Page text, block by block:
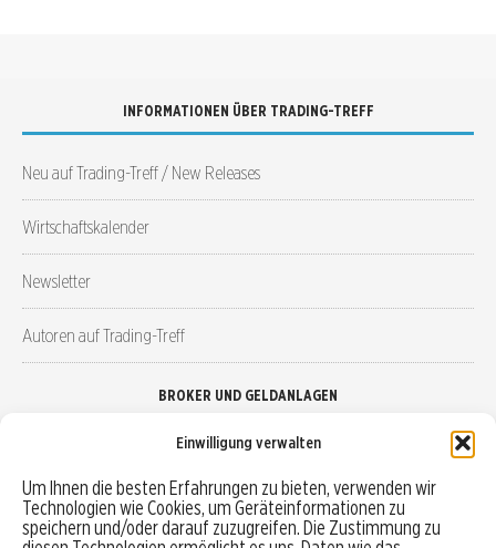
Einwilligung verwalten
Um Ihnen die besten Erfahrungen zu bieten, verwenden wir
Technologien wie Cookies, um Geräteinformationen zu
speichern und/oder darauf zuzugreifen. Die Zustimmung zu
INFORMATIONEN ÜBER TRADING-TREFF
Neu auf Trading-Treff / New Releases
Wirtschaftskalender
Newsletter
Autoren auf Trading-Treff
BROKER UND GELDANLAGEN
Robo-Advisor vergleichen